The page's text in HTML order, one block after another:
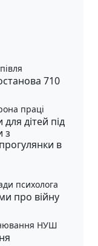
710
праці
дітей під
з
в
психолога
про війну
НУШ